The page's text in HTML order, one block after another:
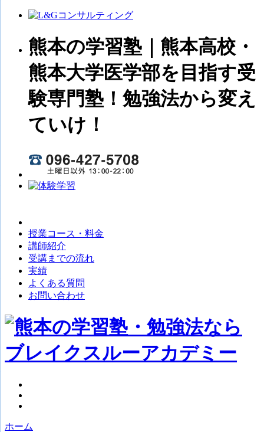
熊本の学習塾｜熊本高校・
熊本大学医学部を目指す受
験専門塾！勉強法から変え
ていけ！
授業コース・料金
講師紹介
受講までの流れ
実績
よくある質問
お問い合わせ
ホーム